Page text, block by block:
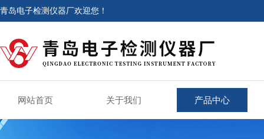
青岛电子检测仪器厂欢迎您！
网站首页 关于我们 产品中心